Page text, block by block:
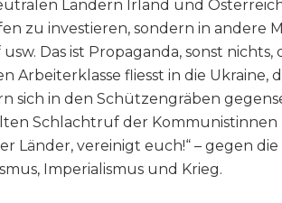
Ländern Irland und
zu investieren, sondern in andere
Das ist Propaganda, sonst
Arbeiterklasse fliesst in die Ukraine,
sich in den Schützengräben
Schlachtruf der Kommunistinnen
Länder, vereinigt euch!“ – gegen
Imperialismus und Krieg.